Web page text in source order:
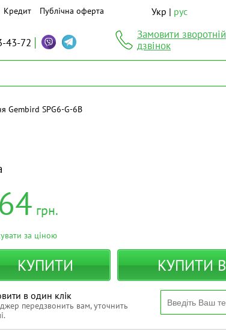
Кредит Публічна оферта Укр рус
43-72
Замовити зворотній
дзвінок
Gembird SPG6-G-6B
грн.
за ціною
КУПИТИ КУПИТИ
в один клік
передзвонить вам, уточнить